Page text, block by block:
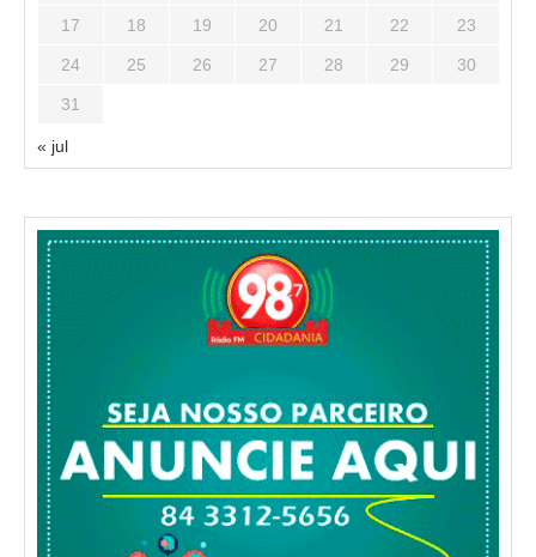
17 18 19 20 21 22 23
24 25 26 27 28 29 30
31
« jul